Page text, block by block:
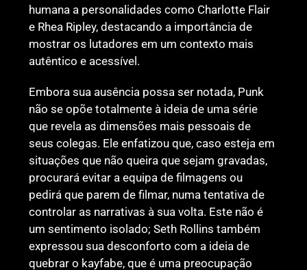
humana a personalidades como Charlotte Flair
e Rhea Ripley, destacando a importância de
mostrar os lutadores em um contexto mais
autêntico e acessível.
Embora sua ausência possa ser notada, Punk
não se opõe totalmente à ideia de uma série
que revela as dimensões mais pessoais de
seus colegas. Ele enfatizou que, caso esteja em
situações que não queira que sejam gravadas,
procurará evitar a equipa de filmagens ou
pedirá que parem de filmar, numa tentativa de
controlar as narrativas à sua volta. Este não é
um sentimento isolado; Seth Rollins também
expressou sua desconforto com a ideia de
quebrar o kayfabe, que é uma preocupação